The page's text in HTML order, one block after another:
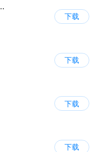
相机
下载
下载
下载
下载